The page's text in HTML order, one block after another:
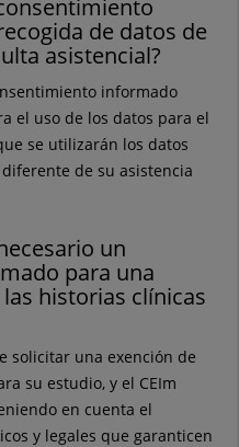
de datos de
asistencial?
informado
el uso de los datos para el
se utilizarán los datos
de su asistencia
un
para una
historias clínicas
solicitar una exención de
su estudio, y el CEIm
en cuenta el
y legales que garanticen